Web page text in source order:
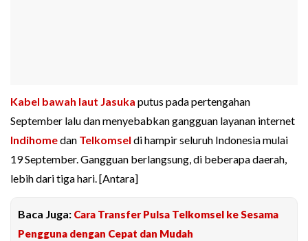
Kabel bawah laut Jasuka putus pada pertengahan
September lalu dan menyebabkan gangguan layanan internet
Indihomedan Telkomsel di hampir seluruh Indonesia mulai
19 September. Gangguan berlangsung, di beberapa daerah,
lebih dari tiga hari. [Antara]
Baca Juga: Cara Transfer Pulsa Telkomsel ke Sesama
Pengguna dengan Cepat dan Mudah